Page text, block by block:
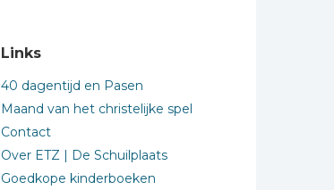
Links
40 dagentijd en Pasen
Maand van het christelijke spel
Contact
Over ETZ | De Schuilplaats
Goedkope kinderboeken